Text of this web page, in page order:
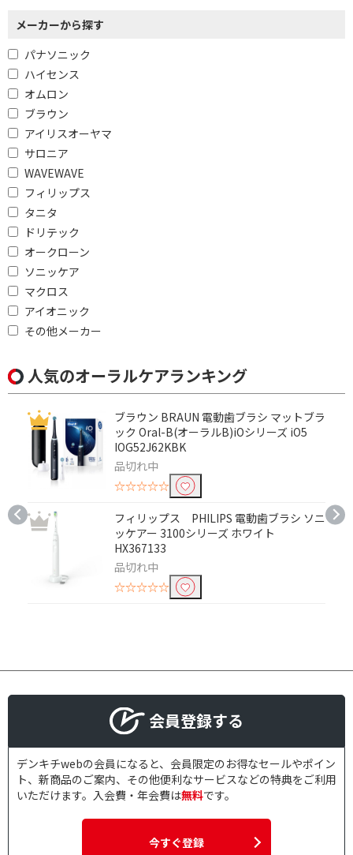
メーカーから探す
パナソニック
ハイセンス
オムロン
ブラウン
アイリスオーヤマ
サロニア
WAVEWAVE
フィリップス
タニタ
ドリテック
オークローン
ソニッケア
マクロス
アイオニック
その他メーカー
人気のオーラルケアランキング
ブラウン BRAUN 電動歯ブラシ マットブラ
ック Oral-B(オーラルB)iOシリーズ iO5
IOG52J62KBK
品切れ中
☆☆☆☆☆
フィリップス PHILIPS 電動歯ブラシ ソニ
ッケアー 3100シリーズ ホワイト
HX367133
品切れ中
☆☆☆☆☆
会員登録する
デンキチwebの会員になると、会員限定のお得なセールやポイン
ト、新商品のご案内、その他便利なサービスなどの特典をご利用
いただけます。入会費・年会費は無料です。
今すぐ登録